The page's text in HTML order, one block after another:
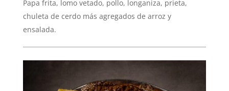
Papa frita, lomo vetado, pollo, longaniza, prieta,
chuleta de cerdo más agregados de arroz y
ensalada.